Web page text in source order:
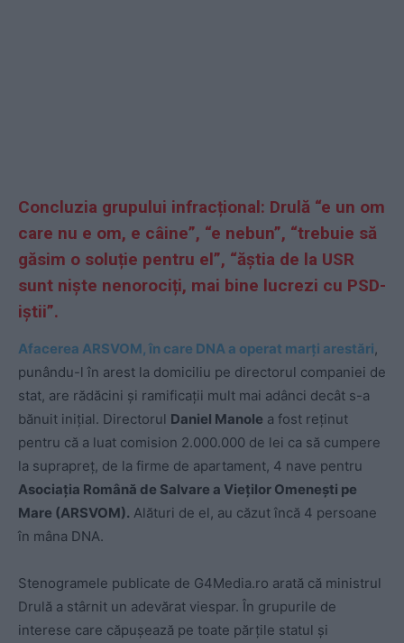
Concluzia grupului infracțional: Drulă “e un om
care nu e om, e câine”, “e nebun”, “trebuie să
găsim o soluție pentru el”, “ăștia de la USR
sunt niște nenorociți, mai bine lucrezi cu PSD-
iștii”.
Afacerea ARSVOM, în care DNA a operat marți arestări,
punându-l în arest la domiciliu pe directorul companiei de
stat, are rădăcini și ramificații mult mai adânci decât s-a
bănuit inițial. Directorul Daniel Manole a fost reținut
pentru că a luat comision 2.000.000 de lei ca să cumpere
la suprapreț, de la firme de apartament, 4 nave pentru
Asociația Română de Salvare a Vieților Omenești pe
Mare (ARSVOM). Alături de el, au căzut încă 4 persoane
în mâna DNA.
Stenogramele publicate de G4Media.ro arată că ministrul
Drulă a stârnit un adevărat viespar. În grupurile de
interese care căpușează pe toate părțile statul și